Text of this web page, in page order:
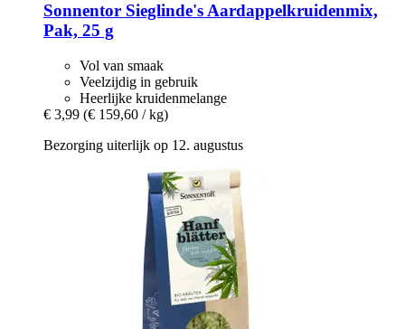
Sonnentor Sieglinde's Aardappelkruidenmix,
Pak, 25 g
Vol van smaak
Veelzijdig in gebruik
Heerlijke kruidenmelange
€ 3,99 (€ 159,60 / kg)
Bezorging uiterlijk op 12. augustus